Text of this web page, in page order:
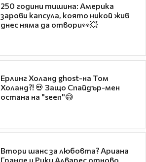
250 години тишина: Америка
зарови капсула, която никой жив
днес няма да отвори👀💥
Ерлинг Холанд ghost-на Том
Холанд?! 💀 Защо Спайдър-мен
остана на "seen"😅
Втори шанс за любовта? Ариана
Гранде и Рики Алварес отново